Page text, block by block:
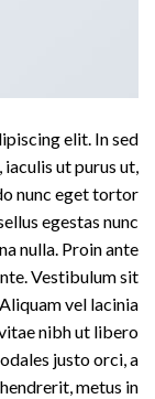
elit. In sed
iaculis ut purus ut,
nunc eget tortor
egestas nunc
nulla. Proin ante
Vestibulum sit
vel lacinia
nibh ut libero
justo orci, a
metus in